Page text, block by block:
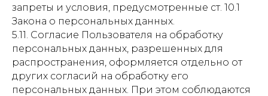
запреты и условия, предусмотренные ст. 10.1
Закона о персональных данных.
5.11. Согласие Пользователя на обработку
персональных данных, разрешенных для
распространения, оформляется отдельно от
других согласий на обработку его
персональных данных. При этом соблюдаются